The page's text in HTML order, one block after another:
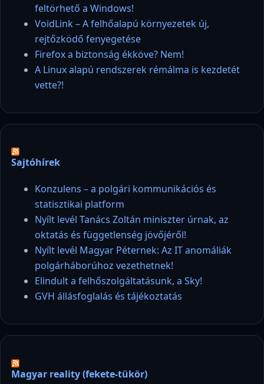
feltörhető a Windows!
VoidLink – A felhőalapú környezetek új,
rejtőzködő fenyegetése
Firefox a biztonság ékköve? Nem!
A Linux alapú rendszerek rémálma is kezdetét
vette?!
Sajtóhírek
Konzulens – a polgári kommunikációs és
statisztikai platform
Nyílt levél Tanács Zoltán miniszter úrnak, az
oktatás és függetlenség jövőjéről!
Nyílt levél Magyar Péternek: Az IT anomáliák
polgárháborúhoz vezethetnek!
Elindult a felhőszolgáltatásunk, a Sky!
GVH állásfoglalás és tájékoztatás
Magyar reality (fekete-tükör)